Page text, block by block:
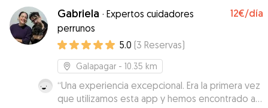
con jardín y cerca el campo para los paseos. Nos
ha mantenido informados de cómo estaba Jack
y él ha estado a gusto y muy entretenido. Muy
recomendable.”
Gabriela · Expertos cuidadores
perrunos
12€/día
5.0 (3 Reservas)
Galapagar - 10.35 km
“Una experiencia excepcional. Era la primera vez
que utilizamos esta app y hemos encontrado a